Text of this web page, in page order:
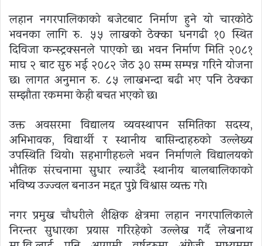
लहान नगरपालिकाको बजेटबाट निर्माण हुने यो चारकोठे
भवनका लागि रु. ५५ लाखको ठेक्का धनगढी १० स्थित
दिविजा कन्स्ट्रक्सनले पाएको छ। भवन निर्माण मिति २०८१
माघ २ बाट सुरु भई २०८२ जेठ ३० सम्म सम्पन्न गरिने योजना
छ। लागत अनुमान रु. ८५ लाखभन्दा बढी भए पनि ठेक्का
सम्झौता रकममा केही बचत भएको छ।
उक्त अवसरमा विद्यालय व्यवस्थापन समितिका सदस्य,
अभिभावक, विद्यार्थी र स्थानीय बासिन्दाहरुको उल्लेख्य
उपस्थिति थियो। सहभागीहरूले भवन निर्माणले विद्यालयको
भौतिक संरचनामा सुधार ल्याउँदै स्थानीय बालबालिकाको
भविष्य उज्ज्वल बनाउन मद्दत पुग्ने विश्वास व्यक्त गरे।
नगर प्रमुख चौधरीले शैक्षिक क्षेत्रमा लहान नगरपालिकाले
निरन्तर सुधारका प्रयास गरिरहेको उल्लेख गर्दै लेखनाथ